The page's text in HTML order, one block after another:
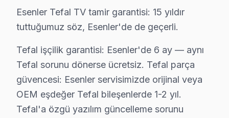
• T-Con kartı değişimi: ₺350 – ₺900
Esenler'de fiyata dahil olanlar:
• İşçilik maliyeti
• Sigortalı taşıma (gerekirse)
Esenler'da Tefal ekran için fiyat almak: Hattımızı
Esenler Tefal TV tamir garantisi: 15 yıldır
tuttuğumuz söz, Esenler'de de geçerli.
Tefal işçilik garantisi: Esenler'de 6 ay — aynı
Tefal sorunu dönerse ücretsiz. Tefal parça
güvencesi: Esenler servisimizde orijinal veya
OEM eşdeğer Tefal bileşenlerde 1-2 yıl.
Tefal'a özgü yazılım güncelleme sorunu